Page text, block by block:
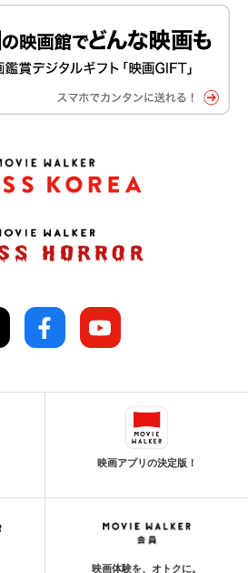
映画アプリの決定版！
映画体験を、オトクに。